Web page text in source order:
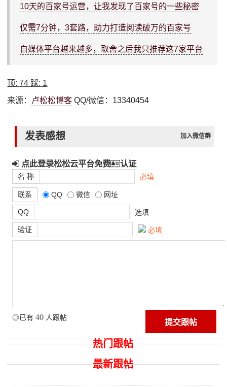
10天的百家号运营，让我发现了百家号的一些秘密
仅需7分钟，3套路，助力打造阅读破万的百家号
自媒体平台越来越多，取舍之后我只推荐这7家平台
顶:74 踩: 1
来源： 卢松松博客 QQ/微信：13340454
发表感想 加入微信群
点此登录松松云平台免费 认证
名 称 必填
联系 QQ 微信 网址
QQ 选填
验证 必填
◎已有 40 人跟帖
热门跟帖
最新跟帖